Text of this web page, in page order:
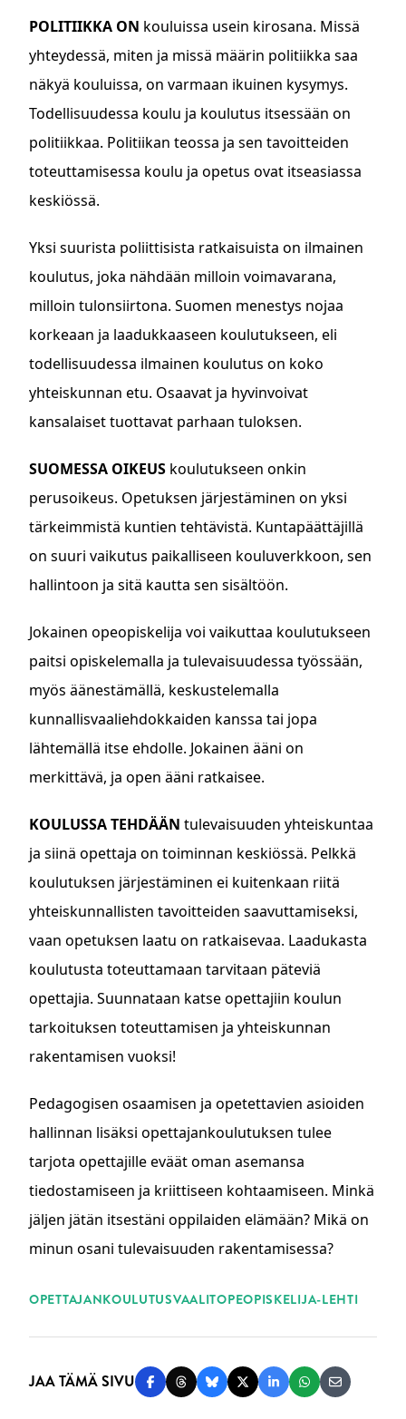
POLITIIKKA ON kouluissa usein kirosana. Missä
yhteydessä, miten ja missä määrin politiikka saa
näkyä kouluissa, on varmaan ikuinen kysymys.
Todellisuudessa koulu ja koulutus itsessään on
politiikkaa. Politiikan teossa ja sen tavoitteiden
toteuttamisessa koulu ja opetus ovat itseasiassa
keskiössä.
Yksi suurista poliittisista ratkaisuista on ilmainen
koulutus, joka nähdään milloin voimavarana,
milloin tulonsiirtona. Suomen menestys nojaa
korkeaan ja laadukkaaseen koulutukseen, eli
todellisuudessa ilmainen koulutus on koko
yhteiskunnan etu. Osaavat ja hyvinvoivat
kansalaiset tuottavat parhaan tuloksen.
SUOMESSA OIKEUS koulutukseen onkin
perusoikeus. Opetuksen järjestäminen on yksi
tärkeimmistä kuntien tehtävistä. Kuntapäättäjillä
on suuri vaikutus paikalliseen kouluverkkoon, sen
hallintoon ja sitä kautta sen sisältöön.
Jokainen opeopiskelija voi vaikuttaa koulutukseen
paitsi opiskelemalla ja tulevaisuudessa työssään,
myös äänestämällä, keskustelemalla
kunnallisvaaliehdokkaiden kanssa tai jopa
lähtemällä itse ehdolle. Jokainen ääni on
merkittävä, ja open ääni ratkaisee.
KOULUSSA TEHDÄÄN tulevaisuuden yhteiskuntaa
ja siinä opettaja on toiminnan keskiössä. Pelkkä
koulutuksen järjestäminen ei kuitenkaan riitä
yhteiskunnallisten tavoitteiden saavuttamiseksi,
vaan opetuksen laatu on ratkaisevaa. Laadukasta
koulutusta toteuttamaan tarvitaan päteviä
opettajia. Suunnataan katse opettajiin koulun
tarkoituksen toteuttamisen ja yhteiskunnan
rakentamisen vuoksi!
Pedagogisen osaamisen ja opetettavien asioiden
hallinnan lisäksi opettajankoulutuksen tulee
tarjota opettajille eväät oman asemansa
tiedostamiseen ja kriittiseen kohtaamiseen. Minkä
jäljen jätän itsestäni oppilaiden elämään? Mikä on
minun osani tulevaisuuden rakentamisessa?
OPETTAJANKOULUTUSVAALITOPEOPISKELIJA-LEHTI
JAA TÄMÄ SIVU Jaa Facebookissa
Jaa Threadsissa
Jaa Blueskyssä
Jaa Twitterissä
Jaa LinkedInissä
Jaa Jaa